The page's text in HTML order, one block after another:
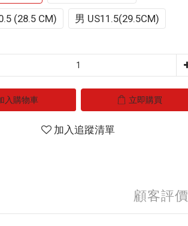
(28.5 CM) 男 US11.5(29.5CM)
入購物車 立即購買
加入追蹤清單
顧客評價